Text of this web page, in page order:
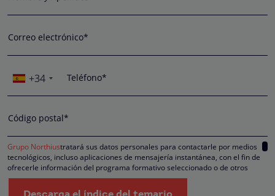
Correo electrónico*
+34 Teléfono*
Código postal*
Grupo Northiustratará sus datos personales para contactarle por medios
tecnológicos, incluso aplicaciones de mensajería instantánea, con el fin de
ofrecerle información del programa formativo seleccionado o de otros
directamente relacionados con el interés manifestado y, en su caso, para
tramitar la contratación correspondiente. Compartiremos su solicitud con las